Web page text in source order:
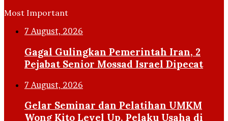
Most Important
7 August, 2026
Gagal Gulingkan Pemerintah Iran, 2
Pejabat Senior Mossad Israel Dipecat
7 August, 2026
Gelar Seminar dan Pelatihan UMKM
Wong Kito Level Up, Pelaku Usaha di